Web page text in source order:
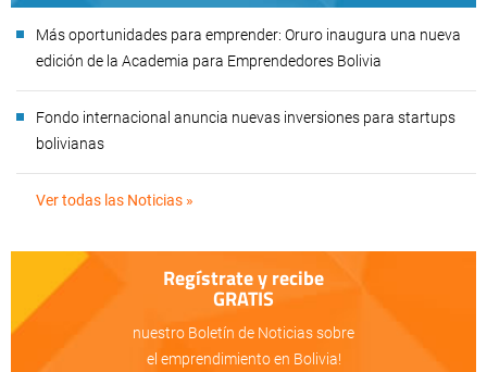
Más oportunidades para emprender: Oruro inaugura una nueva
edición de la Academia para Emprendedores Bolivia
Fondo internacional anuncia nuevas inversiones para startups
bolivianas
Ver todas las Noticias »
Regístrate y recibe
GRATIS
nuestro Boletín de Noticias sobre
el emprendimiento en Bolivia!